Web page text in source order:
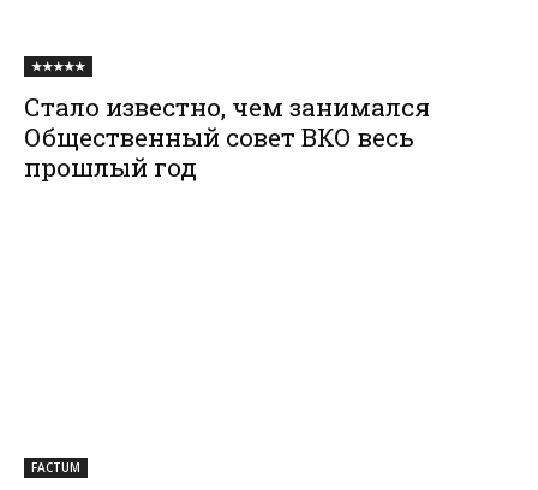
★★★★★
Стало известно, чем занимался
Общественный совет ВКО весь
прошлый год
FACTUM